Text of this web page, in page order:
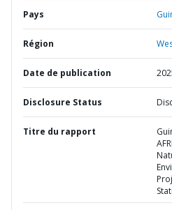
Pays
Région
Date de publication
Disclosure Status
Titre du rapport